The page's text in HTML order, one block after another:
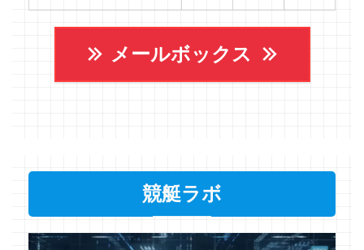
メールボックス
競艇ラボ